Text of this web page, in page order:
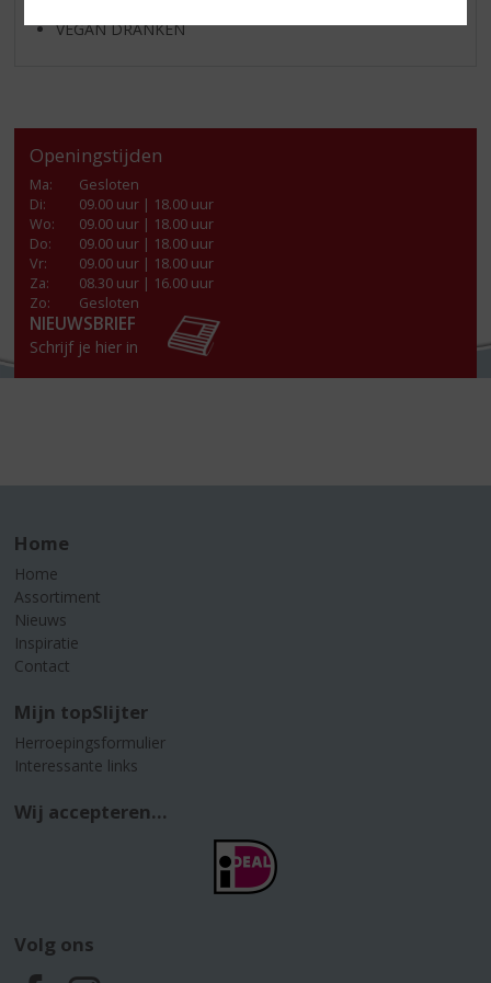
VEGAN DRANKEN
Openingstijden
Ma:
Gesloten
Di:
09.00 uur | 18.00 uur
Wo:
09.00 uur | 18.00 uur
Do:
09.00 uur | 18.00 uur
Vr:
09.00 uur | 18.00 uur
Za:
08.30 uur | 16.00 uur
Zo:
Gesloten
NIEUWSBRIEF
Schrijf je hier in
Home
Home
Assortiment
Nieuws
Inspiratie
Contact
Mijn topSlijter
Herroepingsformulier
Interessante links
Wij accepteren...
Volg ons